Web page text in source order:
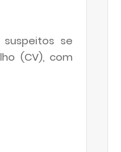
suspeitos se
(CV), com